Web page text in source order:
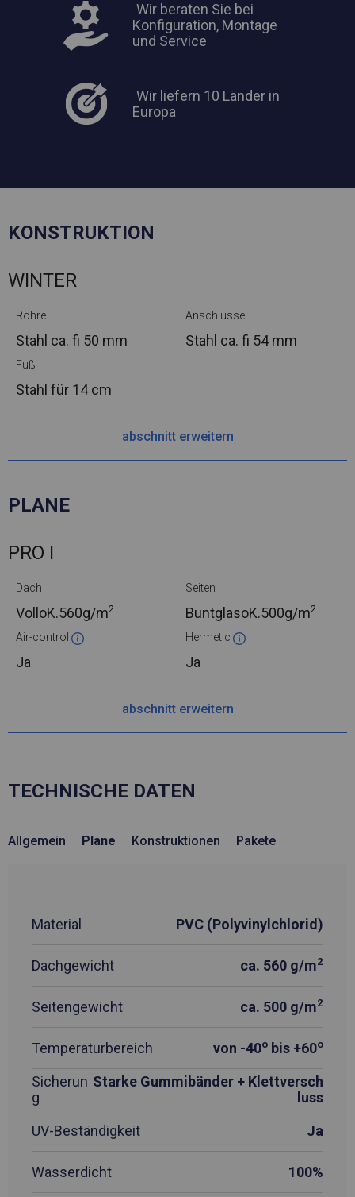
Wir beraten Sie bei
Konfiguration, Montage
und Service
Wir liefern 10 Länder in
Europa
KONSTRUKTION
WINTER
Rohre
Stahl ca. fi 50 mm
Anschlüsse
Stahl ca. fi 54 mm
Fuß
Stahl für 14 cm
abschnitt erweitern
PLANE
PRO I
Dach
VolloK.560g/m2
Seiten
BuntglasoK.500g/m2
Air-control
Ja
Hermetic
Ja
abschnitt erweitern
TECHNISCHE DATEN
Allgemein Plane Konstruktionen Pakete
Material PVC (Polyvinylchlorid)
Dachgewicht ca. 560 g/m2
Seitengewicht ca. 500 g/m2
Temperaturbereich von -40o bis +60o
Sicherun
g
Starke Gummibänder + Klettversch
luss
UV-Beständigkeit
Ja
Wasserdicht 100%